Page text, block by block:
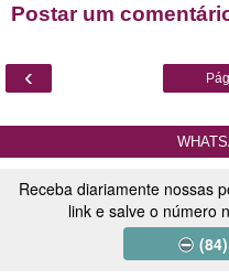
Postar um
‹
Receba diariamente nossas
link e salve o número